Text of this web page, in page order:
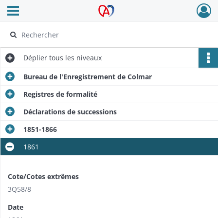
Archives Alsace - Colmar
Ouvrir le menu déroulant
Déplier tous les niveaux
Bureau de l'Enregistrement de Colmar
Registres de formalité
Déclarations de successions
1851-1866
1861
Cote/Cotes extrêmes
3Q58/8
Date